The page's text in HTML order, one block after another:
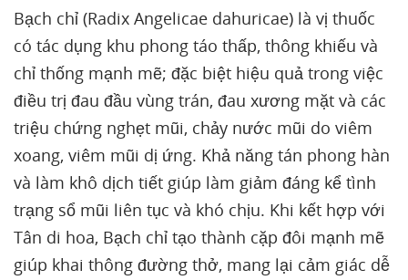
Bạch chỉ (Radix Angelicae dahuricae) là vị thuốc
có tác dụng khu phong táo thấp, thông khiếu và
chỉ thống mạnh mẽ; đặc biệt hiệu quả trong việc
điều trị đau đầu vùng trán, đau xương mặt và các
triệu chứng nghẹt mũi, chảy nước mũi do viêm
xoang, viêm mũi dị ứng. Khả năng tán phong hàn
và làm khô dịch tiết giúp làm giảm đáng kể tình
trạng sổ mũi liên tục và khó chịu. Khi kết hợp với
Tân di hoa, Bạch chỉ tạo thành cặp đôi mạnh mẽ
giúp khai thông đường thở, mang lại cảm giác dễ